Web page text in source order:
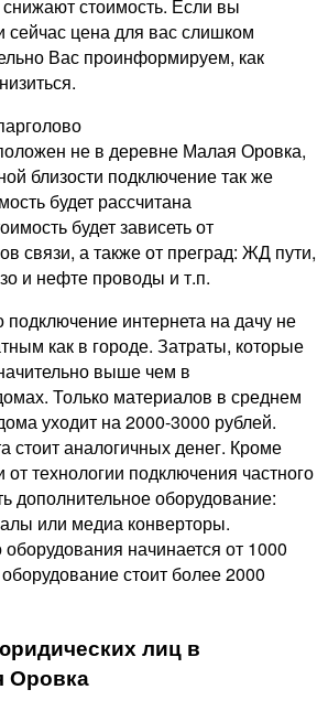
стоимость. Если вы
сейчас цена для вас слишком
Вас проинформируем, как
не в деревне Малая Оровка,
близости подключение так же
будет рассчитана
будет зависеть от
связи, а также от преград: ЖД пути,
и нефте проводы и т.п.
подключение интернета на дачу не
как в городе. Затраты, которые
выше чем в
Только материалов в среднем
уходит на 2000-3000 рублей.
стоит аналогичных денег. Кроме
от технологии подключения частного
дополнительное оборудование:
или медиа конверторы.
начинается от 1000
стоит более 2000
лиц в
Оровка